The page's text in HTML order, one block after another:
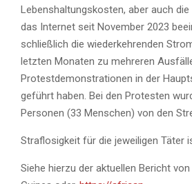
Lebenshaltungskosten, aber auch die
das Internet seit November 2023
schließlich die wiederkehrenden
letzten Monaten zu mehreren
Protestdemonstrationen in der
geführt haben. Bei den Protesten
Personen (33 Menschen) von den
Straflosigkeit für die jeweiligen Täter
Siehe hierzu der aktuellen Bericht